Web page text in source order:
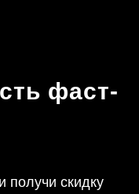
фаст-
получи скидку